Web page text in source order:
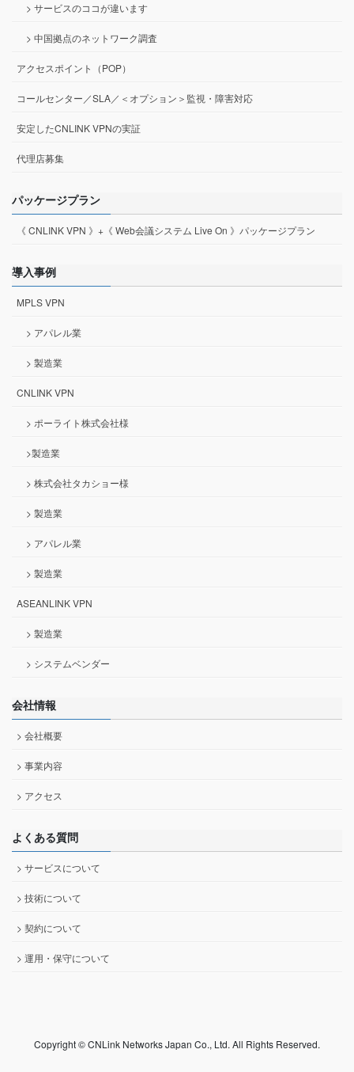
> サービスのココが違います
> 中国拠点のネットワーク調査
アクセスポイント（POP）
コールセンター／SLA／＜オプション＞監視・障害対応
安定したCNLINK VPNの実証
代理店募集
パッケージプラン
《 CNLINK VPN 》+《 Web会議システム Live On 》パッケージプラン
導入事例
MPLS VPN
> アパレル業
> 製造業
CNLINK VPN
> ポーライト株式会社様
>製造業
> 株式会社タカショー様
> 製造業
> アパレル業
> 製造業
ASEANLINK VPN
> 製造業
> システムベンダー
会社情報
> 会社概要
> 事業内容
> アクセス
よくある質問
> サービスについて
> 技術について
> 契約について
> 運用・保守について
Copyright © CNLink Networks Japan Co., Ltd. All Rights Reserved.